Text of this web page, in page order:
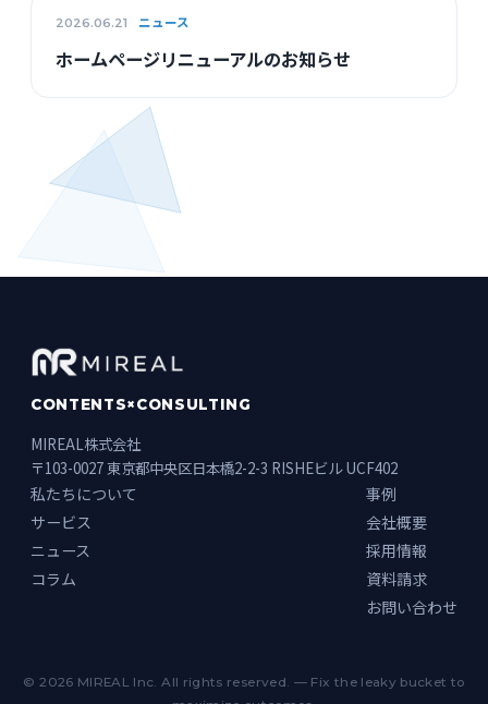
2026.06.21 ニュース
ホームページリニューアルのお知らせ
CONTENTS×CONSULTING
MIREAL株式会社
〒103-0027 東京都中央区日本橋2-2-3 RISHEビル UCF402
私たちについて
サービス
ニュース
コラム
事例
会社概要
採用情報
資料請求
お問い合わせ
© 2026 MIREAL Inc. All rights reserved. — Fix the leaky bucket to